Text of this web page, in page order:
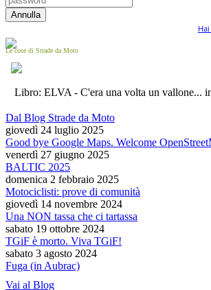
Le cose di Strade da Moto
Libro: ELVA - C'era una volta un vallone...
Dal Blog Strade da Moto
giovedì 24 luglio 2025
Good bye Google Maps. Welcome
venerdì 27 giugno 2025
BALTIC 2025
domenica 2 febbraio 2025
Motociclisti: prove di comunità
giovedì 14 novembre 2024
Una NON tassa che ci tartassa
sabato 19 ottobre 2024
TGiF è morto. Viva TGiF!
sabato 3 agosto 2024
Fuga (in Aubrac)
Vai al Blog